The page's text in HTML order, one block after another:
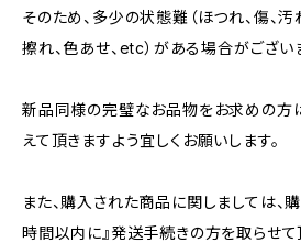
そのため、多少の状態難（ほつれ、傷、汚
擦れ、色あせ、etc）がある場合がござい
新品同様の完璧なお品物をお求めの方
えて頂きますよう宜しくお願いします。
また、購入された商品に関しましては、
時間以内に』発送手続きの方を取らせて